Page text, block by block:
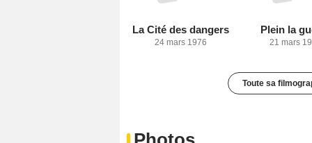
La Cité des dangers
24 mars 1976
Plein la
21 mars
Toute sa